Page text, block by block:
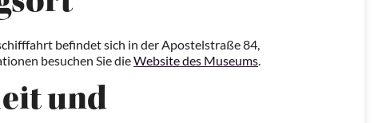
befindet sich in der Apostelstraße 84,
besuchen Sie dieWebsite des Museums.
und